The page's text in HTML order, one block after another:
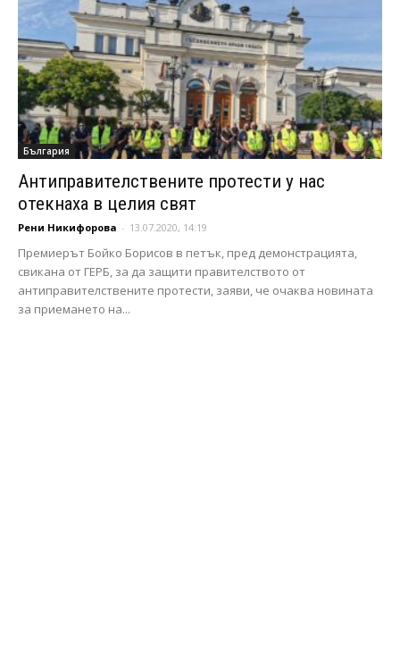
България
Антиправителствените протести у нас
отекнаха в целия свят
Рени Никифорова - 13.07.2020, 14:19
Премиерът Бойко Борисов в петък, пред демонстрацията,
свикана от ГЕРБ, за да защити правителството от
антиправителствените протести, заяви, че очаква новината
за приемането на...